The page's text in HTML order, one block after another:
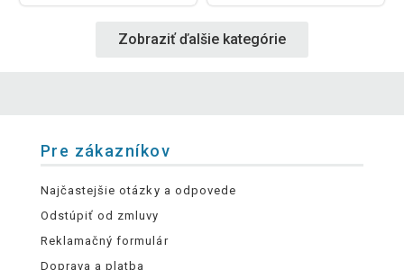
Zobraziť ďalšie kategórie
Pre zákazníkov
Najčastejšie otázky a odpovede
Odstúpiť od zmluvy
Reklamačný formulár
Doprava a platba